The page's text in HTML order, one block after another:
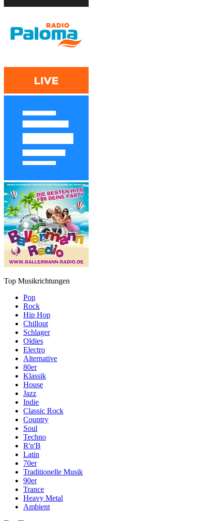
Top Musikrichtungen
Pop
Rock
Hip Hop
Chillout
Schlager
Oldies
Electro
Alternative
80er
Klassik
House
Jazz
Indie
Classic Rock
Country
Soul
Techno
R'n'B
Latin
70er
Traditionelle Musik
90er
Trance
Heavy Metal
Ambient